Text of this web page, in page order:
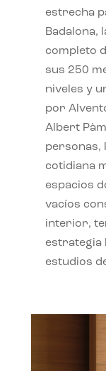
estrecha
Badalona,
completo
sus 250
niveles y
por
Albert
personas,
cotidiana
espacios
vacíos
interior,
estrategia
estudios